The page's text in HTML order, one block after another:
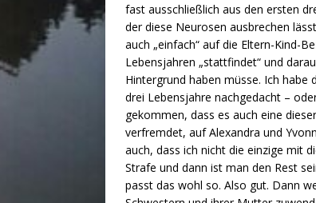
fast ausschließlich aus den ersten
der diese Neurosen ausbrechen
auch „einfach“ auf die Eltern-Kind-
Lebensjahren „stattfindet“ und
Hintergrund haben müsse. Ich habe
drei Lebensjahre nachgedacht –
gekommen, dass es auch eine
verfremdet, auf Alexandra und
auch, dass ich nicht die einzige mit
Strafe und dann ist man den Rest
passt das wohl so. Also gut. Dann